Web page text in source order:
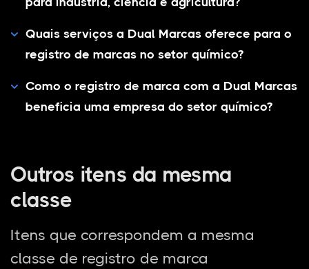
Quais serviços a Dual Marcas oferece para o
registro de marcas no setor químico?
Como o registro de marca com a Dual Marcas
beneficia uma empresa do setor químico?
Outros itens da mesma
classe
Itens que correspondem a mesma
classe de registro de marca